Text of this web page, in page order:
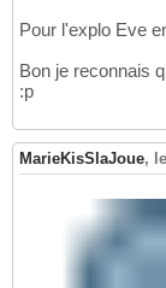
Pour l'explo Eve
Bon je reconnais
:p
MarieKisSlaJoue,